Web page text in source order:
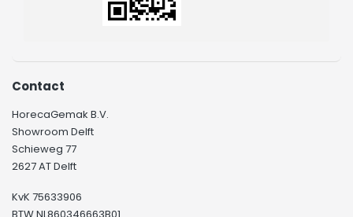
Contact
HorecaGemak B.V.
Showroom Delft
Schieweg 77
2627 AT Delft
KvK 75633906